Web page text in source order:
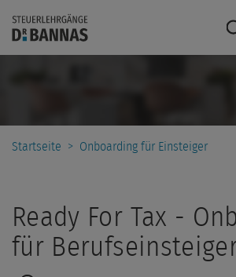
Startseite > Onboarding für Einsteiger
Ready For Tax -
für